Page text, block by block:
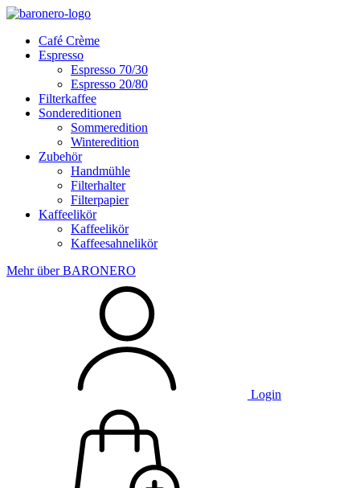
Skip
contentCafé Crème
Espresso
Espresso 70/30
Espresso 20/80
Filterkaffee
Sondereditionen
Sommeredition
Winteredition
Zubehör
Handmühle
Filterhalter
Filterpapier
Kaffeelikör
Kaffeelikör
Kaffeesahnelikör
Mehr über BARONERO
Login